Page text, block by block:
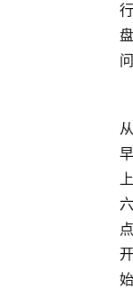
行
盘
问
从
早
上
六
点
开
始